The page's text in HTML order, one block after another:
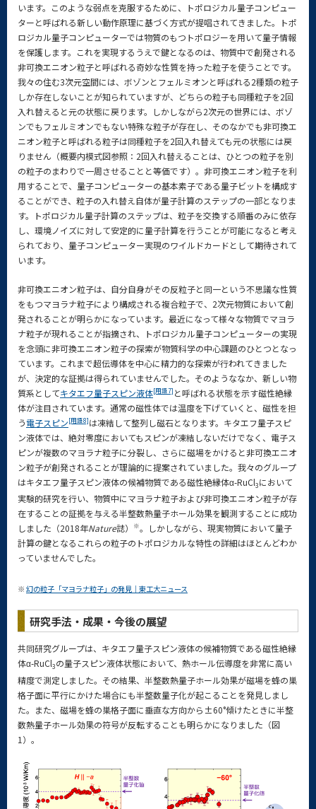
います。このような弱点を克服するために、トポロジカル量子コンピュー
ターと呼ばれる新しい動作原理に基づく方式が提唱されてきました。トポ
ロジカル量子コンピューターでは物質のもつトポロジーを用いて量子情報
を保護します。これを実現するうえで鍵となるのは、物質中で創発される
非可換エニオン粒子と呼ばれる奇妙な性質を持った粒子を使うことです。
我々の住む3次元空間には、ボゾンとフェルミオンと呼ばれる2種類の粒子
しか存在しないことが知られていますが、どちらの粒子も同種粒子を2回
入れ替えると元の状態に戻ります。しかしながら2次元の世界には、ボゾ
ンでもフェルミオンでもない特殊な粒子が存在し、そのなかでも非可換エ
ニオン粒子と呼ばれる粒子は同種粒子を2回入れ替えても元の状態には戻
りません（概要内模式図参照：2回入れ替えることは、ひとつの粒子を別
の粒子のまわりで一周させることと等価です）。非可換エニオン粒子を利
用することで、量子コンピューターの基本素子である量子ビットを構成す
ることができ、粒子の入れ替え自体が量子計算のステップの一部となりま
す。トポロジカル量子計算のステップは、粒子を交換する順番のみに依存
し、環境ノイズに対して安定的に量子計算を行うことが可能になると考え
られており、量子コンピューター実現のワイルドカードとして期待されて
います。
非可換エニオン粒子は、自分自身がその反粒子と同一という不思議な性質
をもつマヨラナ粒子により構成される複合粒子で、2次元物質において創
発されることが明らかになっています。最近になって様々な物質でマヨラ
ナ粒子が現れることが指摘され、トポロジカル量子コンピューターの実現
を念頭に非可換エニオン粒子の探索が物質科学の中心課題のひとつとなっ
ています。これまで超伝導体を中心に精力的な探索が行われてきました
が、決定的な証拠は得られていませんでした。そのようななか、新しい物
質系としてキタエフ量子スピン液体[用語7] と呼ばれる状態を示す磁性絶縁
体が注目されています。通常の磁性体では温度を下げていくと、磁性を担
う電子スピン[用語8]は凍結して整列し磁石となります。キタエフ量子スピ
ン液体では、絶対零度においてもスピンが凍結しないだけでなく、電子ス
ピンが複数のマヨラナ粒子に分裂し、さらに磁場をかけると非可換エニオ
ン粒子が創発されることが理論的に提案されていました。我々のグループ
はキタエフ量子スピン液体の候補物質である磁性絶縁体α-RuCl3において
実験的研究を行い、物質中にマヨラナ粒子および非可換エニオン粒子が存
在することの証拠を与える半整数熱量子ホール効果を観測することに成功
しました（2018年Nature誌） ※。しかしながら、現実物質において量子
計算の鍵となるこれらの粒子のトポロジカルな特性の詳細はほとんどわか
っていませんでした。
※ 幻の粒子「マヨラナ粒子」の発見｜東工大ニュース
研究手法・成果・今後の展望
共同研究グループは、キタエフ量子スピン液体の候補物質である磁性絶縁
体α-RuCl3の量子スピン液体状態において、熱ホール伝導度を非常に高い
精度で測定しました。その結果、半整数熱量子ホール効果が磁場を蜂の巣
格子面に平行にかけた場合にも半整数量子化が起こることを発見しまし
た。また、磁場を蜂の巣格子面に垂直な方向から±60°傾けたときに半整
数熱量子ホール効果の符号が反転することも明らかになりました（図
1）。